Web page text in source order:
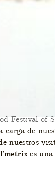
Festival of
de
nuestros
es una